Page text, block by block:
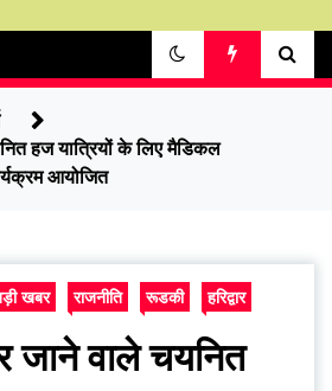
हज यात्रियों के लिए मैडिकल
आयोजित
खबर राजनीति रूडकी हरिद्वार
जाने वाले चयनित